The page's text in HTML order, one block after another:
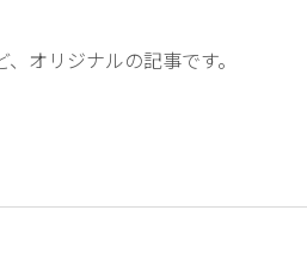
オリジナルの記事です。